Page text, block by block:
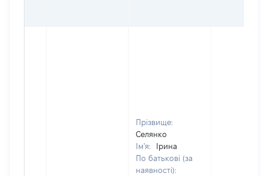
Прізвище:
Селянко
Ім'я:
Ірина
По батькові (за
наявності):